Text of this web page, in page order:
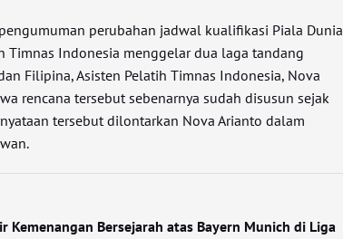
perubahan jadwal kualifikasi Piala Dunia
Timnas Indonesia menggelar dua laga tandang
Filipina, Asisten Pelatih Timnas Indonesia, Nova
rencana tersebut sebenarnya sudah disusun sejak
tersebut dilontarkan Nova Arianto dalam
Kemenangan Bersejarah atas Bayern Munich di Liga